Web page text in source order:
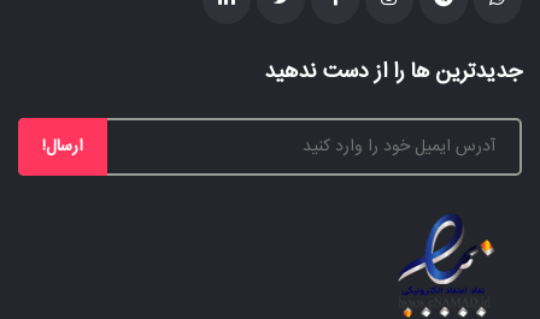
جدیدترین ها را از دست ندهید
ارسال!